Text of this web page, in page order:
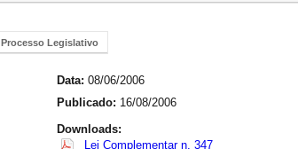
Processo Legislativo
Data: 08/06/2006
Publicado: 16/08/2006
Downloads:
Lei Complementar n. 347